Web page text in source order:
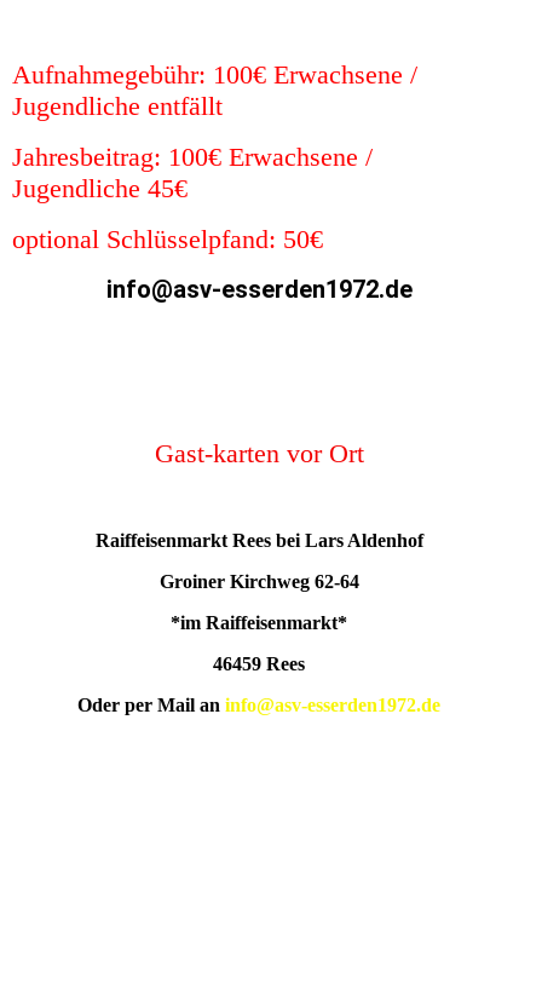
Aufnahmegebühr: 100€ Erwachsene /
Jugendliche entfällt
Jahresbeitrag: 100€ Erwachsene /
Jugendliche 45€
optional Schlüsselpfand: 50€
info@asv-esserden1972.de
Gast-karten vor Ort
Raiffeisenmarkt Rees bei Lars Aldenhof
Groiner Kirchweg 62-64
*im Raiffeisenmarkt*
46459 Rees
Oder per Mail an info@asv-esserden1972.de